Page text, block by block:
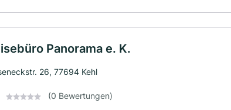
Panorama e. K.
26, 77694 Kehl
(0 Bewertungen)